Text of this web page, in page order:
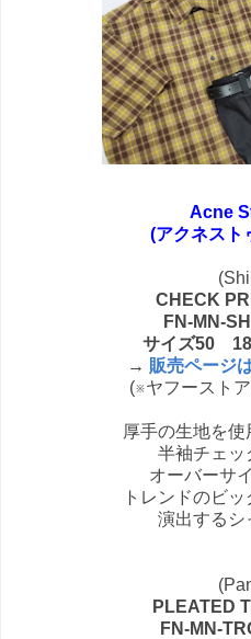
Acne
(アクネスト
CHECK
FN-MN-
サイズ50
→ 販売ページ
(※ヤフースト
厚手の生地を
半袖チェッ
オーバーサ
トレンドのビ
演出するシ
PLEATED
FN-MN-